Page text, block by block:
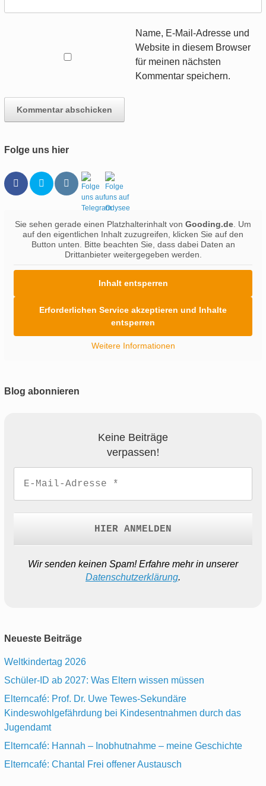
Name, E-Mail-Adresse und
Website in diesem Browser
für meinen nächsten
Kommentar speichern.
Folge uns hier
Sie sehen gerade einen Platzhalterinhalt von Gooding.de . Um
auf den eigentlichen Inhalt zuzugreifen, klicken Sie auf den
Button unten. Bitte beachten Sie, dass dabei Daten an
Drittanbieter weitergegeben werden.
Inhalt entsperren
Erforderlichen Service akzeptieren und Inhalte
entsperren
Weitere Informationen
Blog abonnieren
Keine Beiträge
verpassen!
Wir senden keinen Spam! Erfahre mehr in unserer
Datenschutzerklärung.
Neueste Beiträge
Weltkindertag 2026
Schüler-ID ab 2027: Was Eltern wissen müssen
Elterncafé: Prof. Dr. Uwe Tewes-Sekundäre
Kindeswohlgefährdung bei Kindesentnahmen durch das
Jugendamt
Elterncafé: Hannah – Inobhutnahme – meine Geschichte
Elterncafé: Chantal Frei offener Austausch